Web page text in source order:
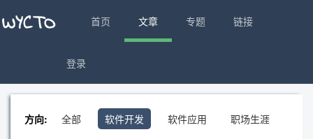
首页 文章 专题 链接
登录
方向: 全部 软件开发 软件应用
职场生涯